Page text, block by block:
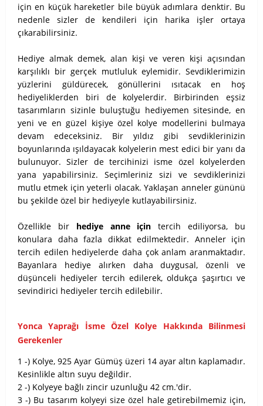
için en küçük hareketler bile büyük adımlara denktir. Bu
nedenle sizler de kendileri için harika işler ortaya
çıkarabilirsiniz.
Hediye almak demek, alan kişi ve veren kişi açısından
karşılıklı bir gerçek mutluluk eylemidir. Sevdiklerimizin
yüzlerini güldürecek, gönüllerini ısıtacak en hoş
hediyeliklerden biri de kolyelerdir. Birbirinden eşsiz
tasarımların sizinle buluştuğu hediyemen sitesinde, en
yeni ve en güzel kişiye özel kolye modellerini bulmaya
devam edeceksiniz. Bir yıldız gibi sevdiklerinizin
boyunlarında ışıldayacak kolyelerin mest edici bir yanı da
bulunuyor. Sizler de tercihinizi isme özel kolyelerden
yana yapabilirsiniz. Seçimleriniz sizi ve sevdiklerinizi
mutlu etmek için yeterli olacak. Yaklaşan anneler gününü
bu şekilde özel bir hediyeyle kutlayabilirsiniz.
Özellikle bir hediye anne için tercih ediliyorsa, bu
konulara daha fazla dikkat edilmektedir. Anneler için
tercih edilen hediyelerde daha çok anlam aranmaktadır.
Bayanlara hediye alırken daha duygusal, özenli ve
düşünceli hediyeler tercih edilerek, oldukça şaşırtıcı ve
sevindirici hediyeler tercih edilebilir.
Yonca Yaprağı İsme Özel Kolye Hakkında Bilinmesi
Gerekenler
1 -) Kolye, 925 Ayar Gümüş üzeri 14 ayar altın kaplamadır.
Kesinlikle altın suyu değildir.
2 -) Kolyeye bağlı zincir uzunluğu 42 cm.'dir.
3 -) Bu tasarım kolyeyi size özel hale getirebilmemiz için,